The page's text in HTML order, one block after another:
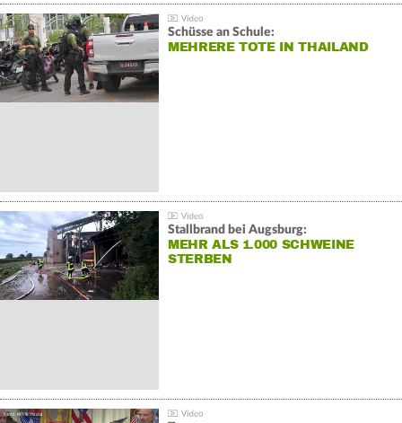
Schüsse an Schule:
MEHRERE TOTE IN THAILAND
Stallbrand bei Augsburg:
MEHR ALS 1.000 SCHWEINE
STERBEN